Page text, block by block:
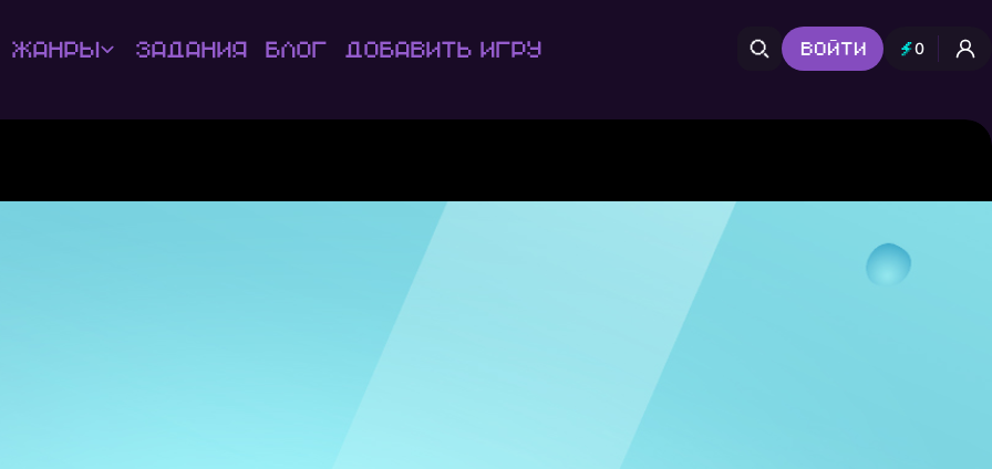
Жанры Задания Блог Добавить игру Войти 0